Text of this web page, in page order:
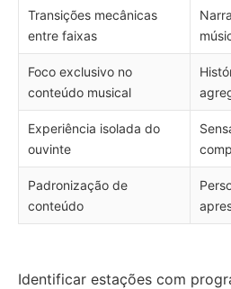
Transições mecânicas
entre faixas
Foco exclusivo no
conteúdo musical
Experiência isolada do
ouvinte
Padronização de
conteúdo
Identificar estações com